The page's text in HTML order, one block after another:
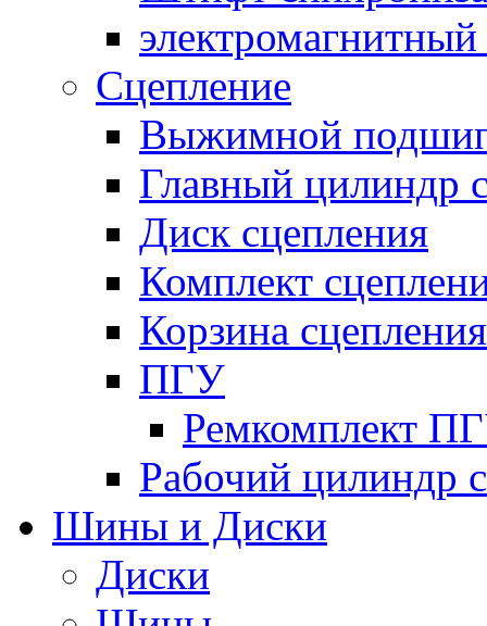
электромагнитный
Сцепление
Выжимной
Главный цилиндр
Диск сцепления
Комплект
Корзина сцепления
ПГУ
Ремкомплект
Рабочий цилиндр
Шины и Диски
Диски